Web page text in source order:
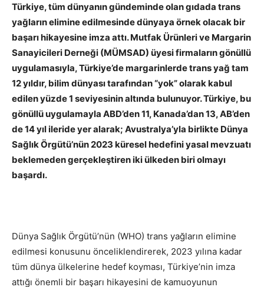
Türkiye, tüm dünyanın gündeminde olan gıdada trans
yağların elimine edilmesinde dünyaya örnek olacak bir
başarı hikayesine imza attı. Mutfak Ürünleri ve Margarin
Sanayicileri Derneği (MÜMSAD) üyesi firmaların gönüllü
uygulamasıyla, Türkiye’de margarinlerde trans yağ tam
12 yıldır, bilim dünyası tarafından “yok” olarak kabul
edilen yüzde 1 seviyesinin altında bulunuyor. Türkiye, bu
gönüllü uygulamayla ABD’den 11, Kanada’dan 13, AB’den
de 14 yıl ileride yer alarak; Avustralya’yla birlikte Dünya
Sağlık Örgütü’nün 2023 küresel hedefini yasal mevzuatı
beklemeden gerçekleştiren iki ülkeden biri olmayı
başardı.
Dünya Sağlık Örgütü’nün (WHO) trans yağların elimine
edilmesi konusunu önceliklendirerek, 2023 yılına kadar
tüm dünya ülkelerine hedef koyması, Türkiye’nin imza
attığı önemli bir başarı hikayesini de kamuoyunun